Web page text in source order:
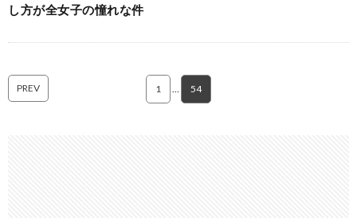
し方が全女子の憧れな件
PREV 1 54